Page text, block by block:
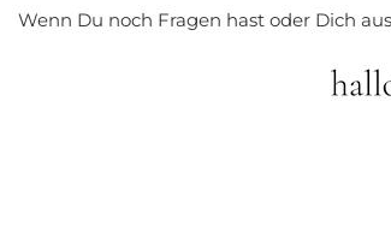
Wenn Du noch Fragen hast oder Dich